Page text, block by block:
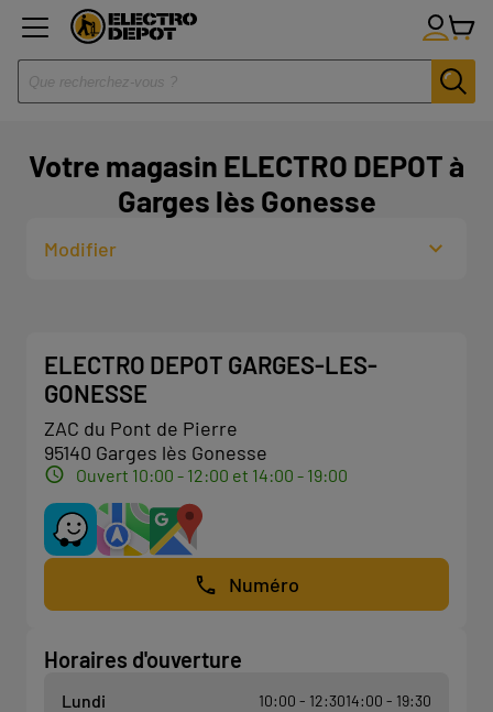
Votre magasin ELECTRO DEPOT à
Garges lès Gonesse
Modifier
ELECTRO DEPOT GARGES-LES-
GONESSE
ZAC du Pont de Pierre
95140 Garges lès Gonesse
Ouvert 10:00 - 12:00 et 14:00 - 19:00
Numéro
Horaires d'ouverture
Lundi 10:00 - 12:3014:00 - 19:30